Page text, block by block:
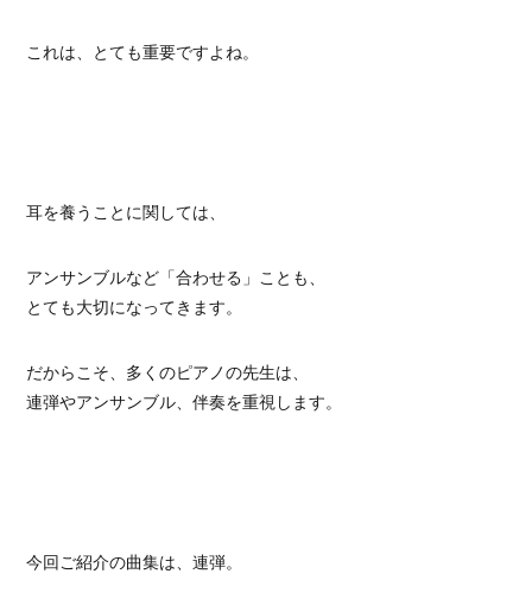
これは、とても重要ですよね。
耳を養うことに関しては、
アンサンブルなど「合わせる」ことも、
とても大切になってきます。
だからこそ、多くのピアノの先生は、
連弾やアンサンブル、伴奏を重視します。
今回ご紹介の曲集は、連弾。